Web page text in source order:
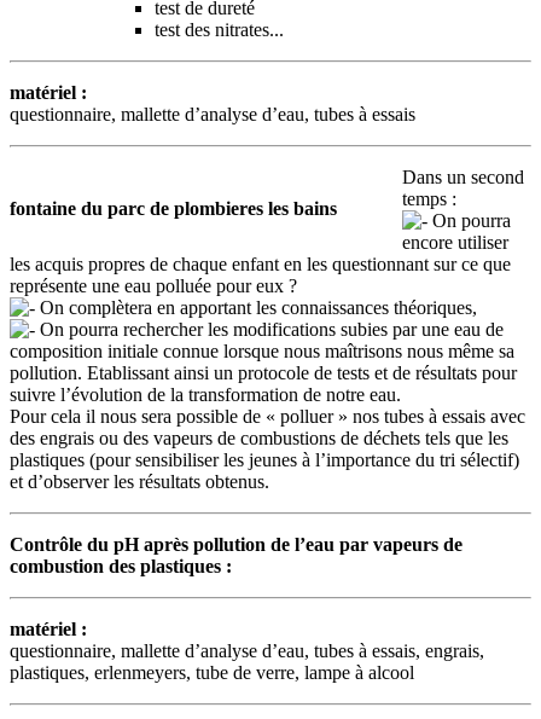
test de dureté
test des nitrates...
matériel :
questionnaire, mallette d’analyse d’eau, tubes à essais
fontaine du parc de plombieres les bains
Dans un second
temps :
On pourra
encore utiliser
les acquis propres de chaque enfant en les questionnant sur ce que
représente une eau polluée pour eux ?
On complètera en apportant les connaissances théoriques,
On pourra rechercher les modifications subies par une eau de
composition initiale connue lorsque nous maîtrisons nous même sa
pollution. Etablissant ainsi un protocole de tests et de résultats pour
suivre l’évolution de la transformation de notre eau.
Pour cela il nous sera possible de « polluer » nos tubes à essais avec
des engrais ou des vapeurs de combustions de déchets tels que les
plastiques (pour sensibiliser les jeunes à l’importance du tri sélectif)
et d’observer les résultats obtenus.
Contrôle du pH après pollution de l’eau par vapeurs de
combustion des plastiques :
matériel :
questionnaire, mallette d’analyse d’eau, tubes à essais, engrais,
plastiques, erlenmeyers, tube de verre, lampe à alcool